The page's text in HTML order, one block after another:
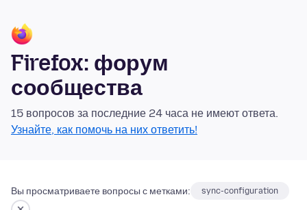
Firefox: форум
сообщества
15 вопросов за последние 24 часа не имеют ответа.
Узнайте, как помочь на них ответить!
Вы просматриваете вопросы с метками: sync-configuration